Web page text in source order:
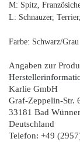
M: Spitz,
L: Schnauzer,
Farbe: Schwarz/Grau
Angaben zur
Karlie GmbH
Graf-Zeppelin-Str.
33181 Bad
Deutschland
Telefon: +49